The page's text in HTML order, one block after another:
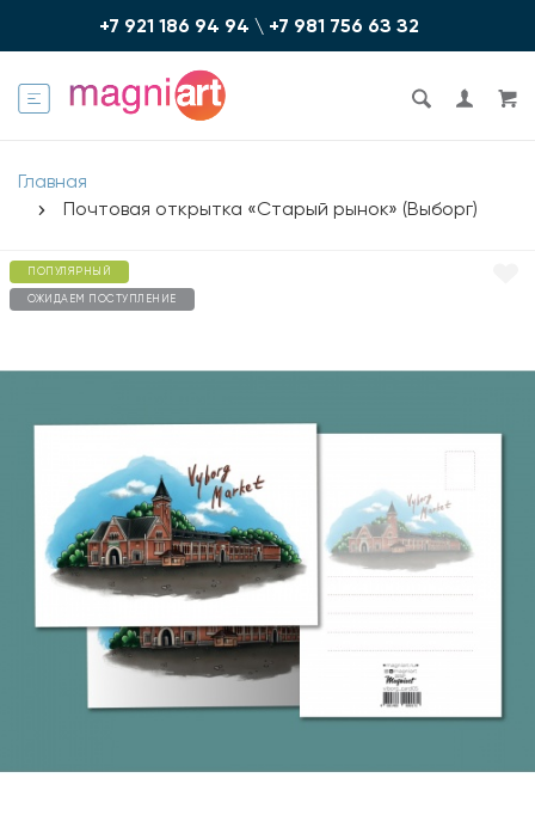
+7 921 186 94 94 \ +7 981 756 6З З2
Главная
Почтовая открытка «Старый рынок» (Выборг)
ПОПУЛЯРНЫЙ
ОЖИДАЕМ ПОСТУПЛЕНИЕ